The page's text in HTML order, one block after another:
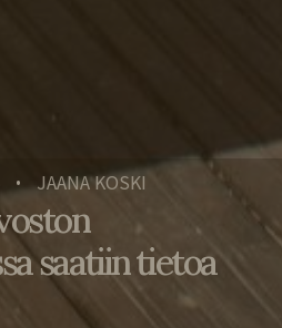
• JAANA KOSKI
saatiin tietoa